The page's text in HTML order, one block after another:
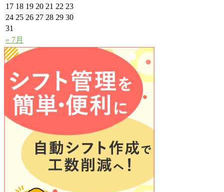
« 7月
17 18 19 20 21 22 23
24 25 26 27 28 29 30
31